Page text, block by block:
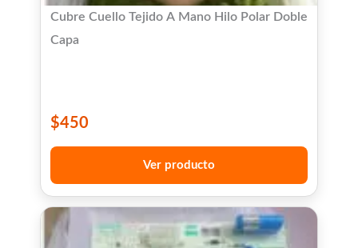
Cubre Cuello Tejido A Mano Hilo Polar Doble
Capa
$450
Ver producto